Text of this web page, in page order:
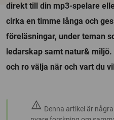
direkt till din mp3-spelare
cirka en timme långa och
föreläsningar, under teman
ledarskap samt natur&
och ro välja när och vart du
warning Denna artikel är